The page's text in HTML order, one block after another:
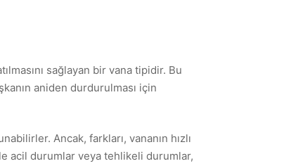
sağlayan bir vana tipidir. Bu
aniden durdurulması için
Ancak, farkları, vananın hızlı
acil durumlar veya tehlikeli durumlar,